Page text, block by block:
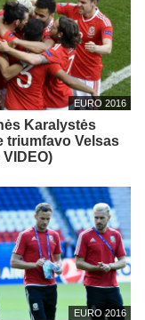
EURO 2016
Karalystės
triumfavo Velsas
VIDEO)
EURO 2016